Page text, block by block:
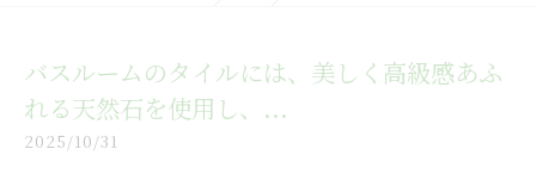
バスルームのタイルには、美しく高級感あふ
れる天然石を使用し、...
2025/10/31